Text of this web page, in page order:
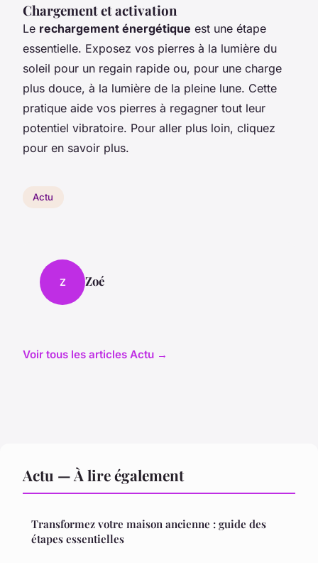
Chargement et activation
Le rechargement énergétique est une étape
essentielle. Exposez vos pierres à la lumière du
soleil pour un regain rapide ou, pour une charge
plus douce, à la lumière de la pleine lune. Cette
pratique aide vos pierres à regagner tout leur
potentiel vibratoire. Pour aller plus loin, cliquez
pour en savoir plus.
Actu
Z Zoé
Voir tous les articles Actu →
Actu — À lire également
Transformez votre maison ancienne : guide des
étapes essentielles